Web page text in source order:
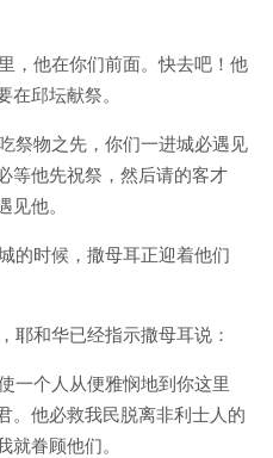
，他在你们前面。快去吧！他
邱坛献祭。
祭物之先，你们一进城必遇见
等他先祝祭，然后请的客才
他。
的时候，撒母耳正迎着他们
耶和华已经指示撒母耳说：
一个人从便雅悯地到你这里
。他必救我民脱离非利士人的
眷顾他们。